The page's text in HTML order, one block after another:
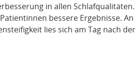
in allen Schlafqualitäten.
bessere Ergebnisse. An
lies sich am Tag nach der